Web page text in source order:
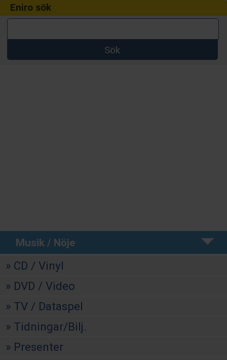
Eniro sök
Sök
Musik / Nöje
CD / Vinyl
DVD / Video
TV / Dataspel
Tidningar/Bilj.
Presenter